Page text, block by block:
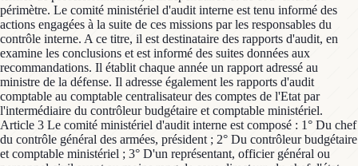
périmètre. Le comité ministériel d'audit interne est tenu informé des
actions engagées à la suite de ces missions par les responsables du
contrôle interne. A ce titre, il est destinataire des rapports d'audit, en
examine les conclusions et est informé des suites données aux
recommandations. Il établit chaque année un rapport adressé au
ministre de la défense. Il adresse également les rapports d'audit
comptable au comptable centralisateur des comptes de l'Etat par
l'intermédiaire du contrôleur budgétaire et comptable ministériel.
Article 3 Le comité ministériel d'audit interne est composé : 1° Du chef
du contrôle général des armées, président ; 2° Du contrôleur budgétaire
et comptable ministériel ; 3° D'un représentant, officier général ou